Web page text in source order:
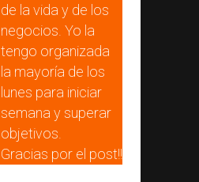
de la vida y de los
negocios. Yo la
tengo organizada
la mayoría de los
lunes para iniciar
semana y superar
objetivos.
Gracias por el post!!